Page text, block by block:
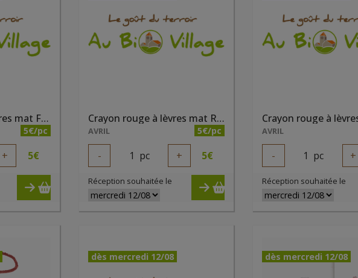
Crayon rouge à lèvres mat Fraise des Bois
5€/pc
+ 5€
Crayon rouge à lèvres mat Rose crépuscule
AVRIL 5€/pc
- 1 pc + 5€
Réception souhaitée le
AVRIL
- 1 pc +
Réception souhaitée le
dès mercredi 12/08 dès mercredi 12/08